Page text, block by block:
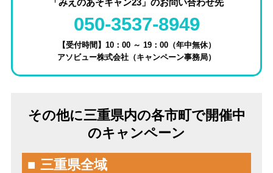
「みえのあそキャン23」のお問い合わせ先
050-3537-8949
【受付時間】10：00 ～ 19：00（年中無休）
アソビュー株式会社（キャンペーン事務局）
その他に三重県内の各市町で開催中
のキャンペーン
三重県全域